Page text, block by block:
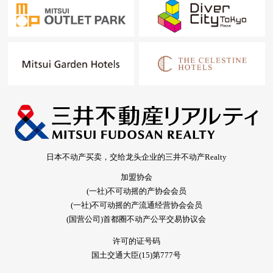
日本不动产买卖，交给龙头企业的三井不动产Realty
加盟协会
(一社)不可动摇的产协会会员
(一社)不可动摇的产流通经营协会会员
(国营公司)首都圈不动产公平交易协议会
许可的证号码
国土交通大臣(15)第777号